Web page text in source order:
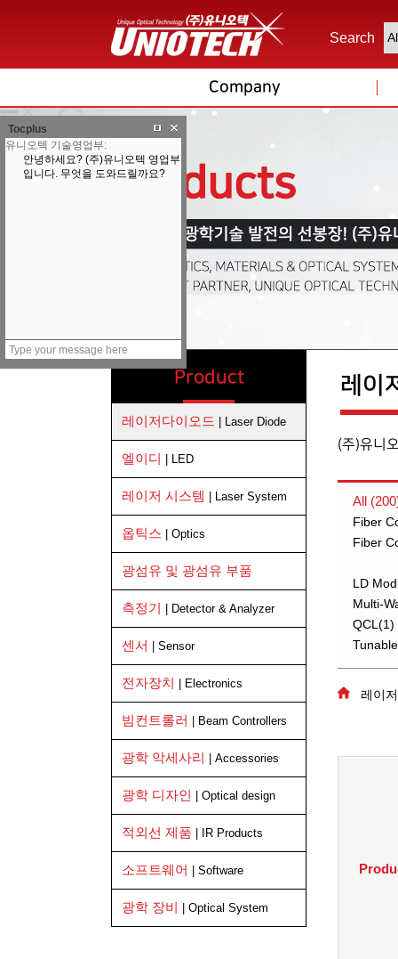
Search
Company
Product
레이저다이오드 | Laser Diode
엘이디 | LED
레이저 시스템 | Laser System
옵틱스 | Optics
광섬유 및 광섬유 부품
측정기 | Detector & Analyzer
센서 | Sensor
전자장치 | Electronics
빔컨트롤러 | Beam Controllers
광학 악세사리 | Accessories
광학 디자인 | Optical design
적외선 제품 | IR Products
소프트웨어 | Software
광학 장비 | Optical System
레이
(주)유니
All
Fiber
Fiber
LD
Multi-
QCL(1)
레이
Tocplus